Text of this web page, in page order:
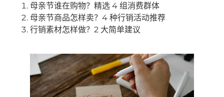
母亲节谁在购物？精选 4 组消费群体
母亲节商品怎样卖？4 种行销活动推荐
行销素材怎样做？2 大简单建议